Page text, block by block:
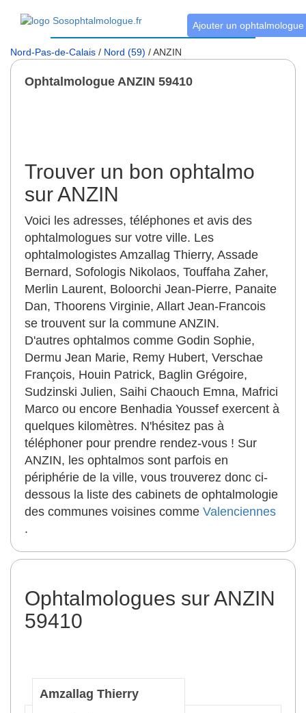
Ajouter un ophtalmologue
Nord-Pas-de-Calais / Nord (59) / ANZIN
Ophtalmologue ANZIN 59410
Trouver un bon ophtalmo
sur ANZIN
Voici les adresses, téléphones et avis des
ophtalmologues sur votre ville. Les
ophtalmologistes Amzallag Thierry, Assade
Bernard, Sofologis Nikolaos, Touffaha Zaher,
Merlin Laurent, Boloorchi Jean-Pierre, Panaite
Dan, Thoorens Virginie, Allart Jean-Francois
se trouvent sur la commune ANZIN.
D'autres ophtalmos comme Godin Sophie,
Dermu Jean Marie, Remy Hubert, Verschae
François, Houin Patrick, Baglin Grégoire,
Sudzinski Julien, Saihi Chaouch Emna, Mafrici
Marco ou encore Benhadia Youssef exercent à
quelques kilomètres. N'hésitez pas à
téléphoner pour prendre rendez-vous ! Sur
ANZIN, les ophtalmos sont parfois en
périphérie de la ville, vous trouverez donc ci-
dessous la liste des cabinets de ophtalmologie
des communes voisines comme Valenciennes
.
Ophtalmologues sur ANZIN
59410
Amzallag Thierry